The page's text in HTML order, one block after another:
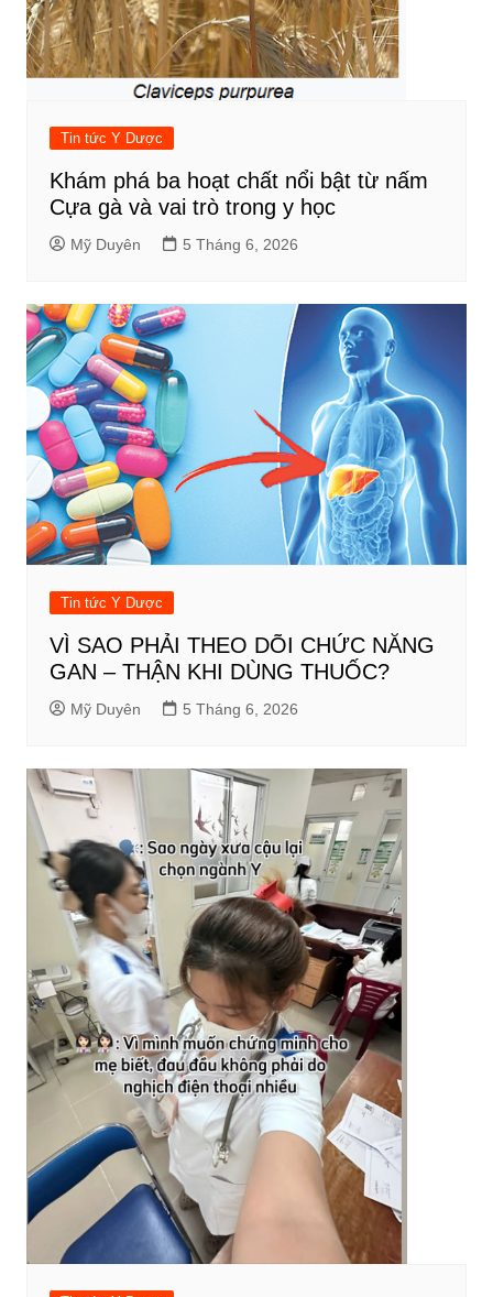
Tin tức Y Dược
Khám phá ba hoạt chất nổi bật từ nấm
Cựa gà và vai trò trong y học
Mỹ Duyên 5 Tháng 6, 2026
Tin tức Y Dược
VÌ SAO PHẢI THEO DÕI CHỨC NĂNG
GAN – THẬN KHI DÙNG THUỐC?
Mỹ Duyên 5 Tháng 6, 2026